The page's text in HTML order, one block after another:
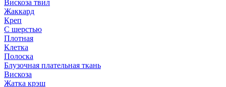
Вискоза твил
Жаккард
Креп
С шерстью
Плотная
Клетка
Полоска
Блузочная плательная ткань
Вискоза
Жатка крэш